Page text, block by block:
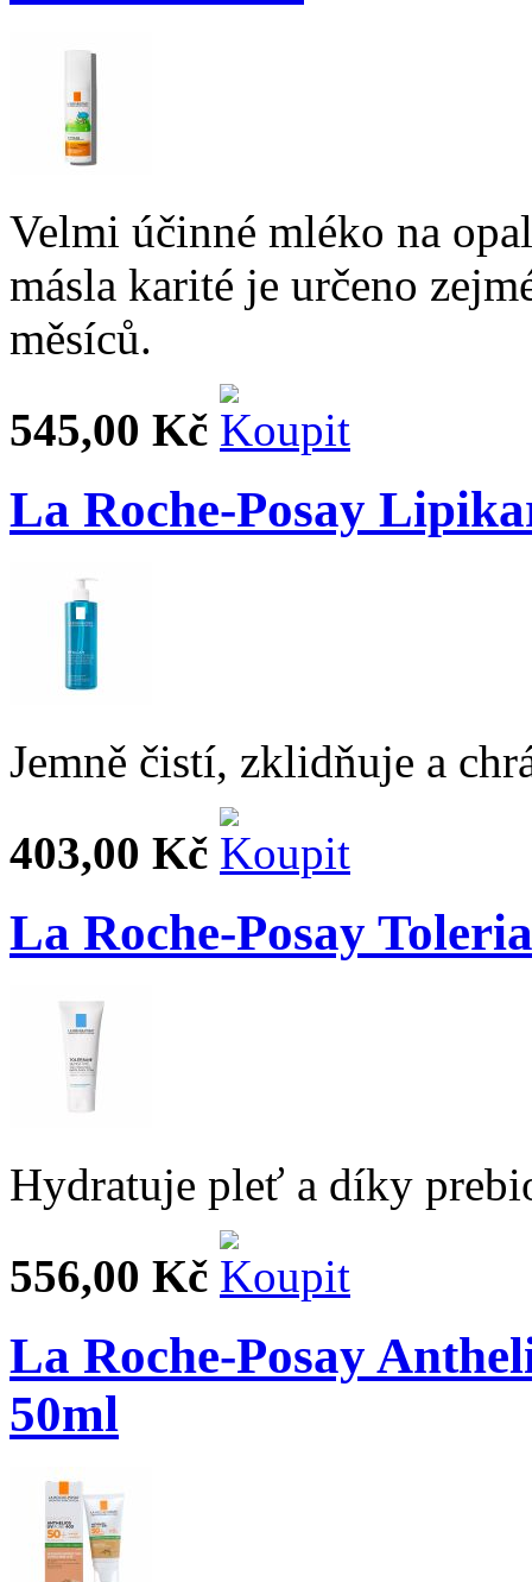
Velmi účinné mléko na
másla karité je určeno
měsíců.
545,00 Kč
La Roche-Posay
Jemně čistí, zklidňuje a
403,00 Kč
La Roche-Posay
Hydratuje pleť a díky
556,00 Kč
La Roche-Posay
50ml